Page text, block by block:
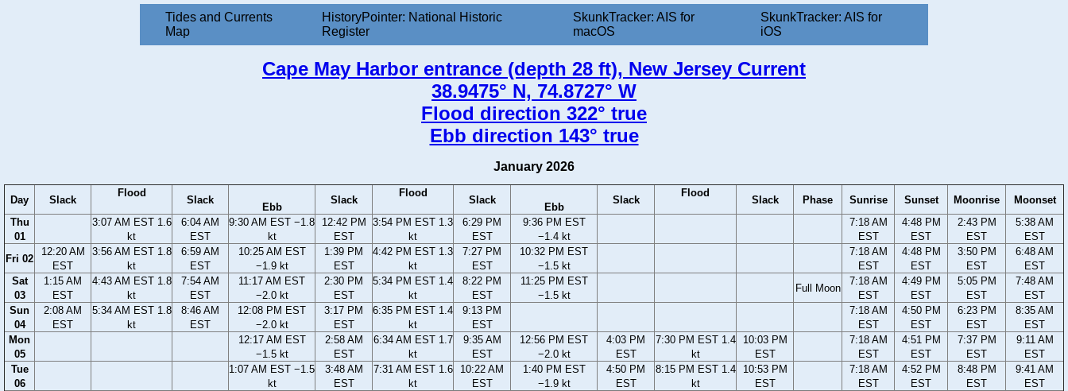
Tides and Currents
Map
HistoryPointer: National Historic
Register
SkunkTracker: AIS for
macOS
SkunkTracker: AIS for
iOS
Cape May Harbor entrance (depth 28 ft), New Jersey Current
38.9475° N, 74.8727° W
Flood direction 322° true
Ebb direction 143° true
January 2026
Day Slack
Flood
Slack
Ebb
Slack
Flood
Slack
Ebb
Slack
Flood
Slack Phase Sunrise Sunset Moonrise
Moonset
Thu
01
3:07 AM EST 1.6
kt
6:04 AM
EST
9:30 AM EST −1.8
kt
12:42 PM
EST
3:54 PM EST 1.3
kt
6:29 PM
EST
9:36 PM EST
−1.4 kt
7:18 AM
EST
4:48 PM
EST
2:43 PM
EST
5:38 AM
EST
Fri 02
12:20 AM
EST
3:56 AM EST 1.8
kt
6:59 AM
EST
10:25 AM EST
−1.9 kt
1:39 PM
EST
4:42 PM EST 1.3
kt
7:27 PM
EST
10:32 PM EST
−1.5 kt
7:18 AM
EST
4:48 PM
EST
3:50 PM
EST
6:48 AM
EST
Sat
03
1:15 AM
EST
4:43 AM EST 1.8
kt
7:54 AM
EST
11:17 AM EST
−2.0 kt
2:30 PM
EST
5:34 PM EST 1.4
kt
8:22 PM
EST
11:25 PM EST
−1.5 kt
Full Moon
7:18 AM
EST
4:49 PM
EST
5:05 PM
EST
7:48 AM
EST
Sun
04
2:08 AM
EST
5:34 AM EST 1.8
kt
8:46 AM
EST
12:08 PM EST
−2.0 kt
3:17 PM
EST
6:35 PM EST 1.4
kt
9:13 PM
EST
7:18 AM
EST
4:50 PM
EST
6:23 PM
EST
8:35 AM
EST
Mon
05
12:17 AM EST
−1.5 kt
2:58 AM
EST
6:34 AM EST 1.7
kt
9:35 AM
EST
12:56 PM EST
−2.0 kt
4:03 PM
EST
7:30 PM EST 1.4
kt
10:03 PM
EST
7:18 AM
EST
4:51 PM
EST
7:37 PM
EST
9:11 AM
EST
Tue
06
1:07 AM EST −1.5
kt
3:48 AM
EST
7:31 AM EST 1.6
kt
10:22 AM
EST
1:40 PM EST
−1.9 kt
4:50 PM
EST
8:15 PM EST 1.4
kt
10:53 PM
EST
7:18 AM
EST
4:52 PM
EST
8:48 PM
EST
9:41 AM
EST